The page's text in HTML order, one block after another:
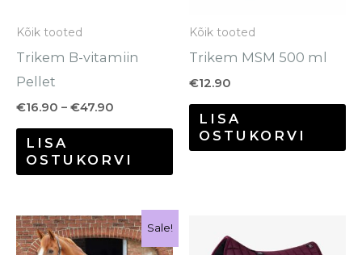
Kõik tooted
Trikem B-vitamiin
Pellet
€16.90 – €47.90
LISA
OSTUKORVI
teha
tootelehel.
Kõik tooted
Trikem MSM 500 ml
€12.90
LISA
OSTUKORVI
Sale!
Hinnavahemik:
€89.95
tootel